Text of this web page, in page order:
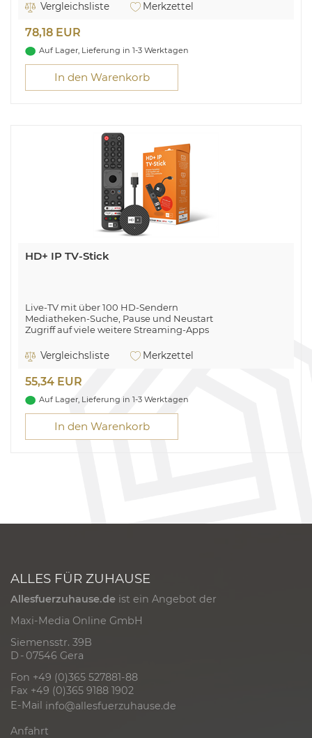
Vergleichsliste
Merkzettel
78,18 EUR
Auf Lager, Lieferung in 1-3 Werktagen
In den Warenkorb
HD+ IP TV-Stick
Live-TV mit über 100 HD-Sendern
Mediatheken-Suche, Pause und Neustart
Zugriff auf viele weitere Streaming-Apps
Vergleichsliste
Merkzettel
55,34 EUR
Auf Lager, Lieferung in 1-3 Werktagen
In den Warenkorb
ALLES FÜR ZUHAUSE
Allesfuerzuhause.de ist ein Angebot der
Maxi-Media Online GmbH
Siemensstr. 39B
D - 07546 Gera
Fon +49 (0)365 527881-88
Fax +49 (0)365 9188 1902
E-Mail info@allesfuerzuhause.de
Anfahrt